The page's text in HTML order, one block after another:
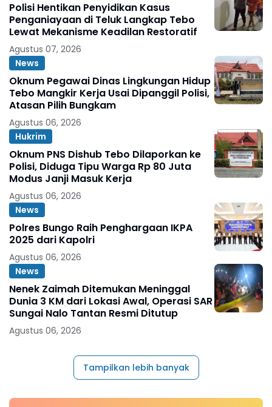
Polisi Hentikan Penyidikan Kasus
Penganiayaan di Teluk Langkap Tebo
Lewat Mekanisme Keadilan Restoratif
Agustus 07, 2026
News
Oknum Pegawai Dinas Lingkungan Hidup
Tebo Mangkir Kerja Usai Dipanggil Polisi,
Atasan Pilih Bungkam
Agustus 06, 2026
Hukrim
Oknum PNS Dishub Tebo Dilaporkan ke
Polisi, Diduga Tipu Warga Rp 80 Juta
Modus Janji Masuk Kerja
Agustus 06, 2026
News
Polres Bungo Raih Penghargaan IKPA
2025 dari Kapolri
Agustus 06, 2026
News
Nenek Zaimah Ditemukan Meninggal
Dunia 3 KM dari Lokasi Awal, Operasi SAR
Sungai Nalo Tantan Resmi Ditutup
Agustus 06, 2026
Tampilkan lebih banyak